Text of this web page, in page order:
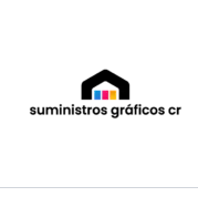
contenido
Personalizable
cantidad